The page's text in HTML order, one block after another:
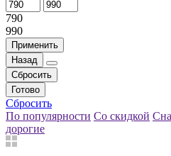
790
990
Применить
Назад
Сбросить
Готово
Сбросить
По популярности Со скидкой
дорогие